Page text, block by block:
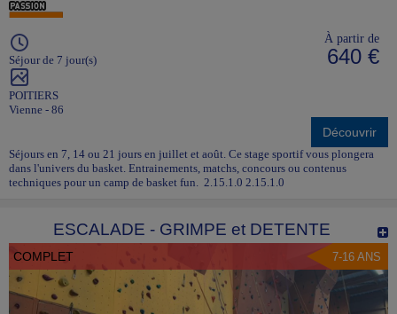
Séjour de 7 jour(s)
POITIERS
Vienne - 86
À partir de
640 €
Découvrir
Séjours en 7, 14 ou 21 jours en juillet et août. Ce stage sportif vous plongera
dans l'univers du basket. Entrainements, matchs, concours ou contenus
techniques pour un camp de basket fun. 2.15.1.0 2.15.1.0
ESCALADE - GRIMPE et DETENTE
COMPLET 7-16 ANS